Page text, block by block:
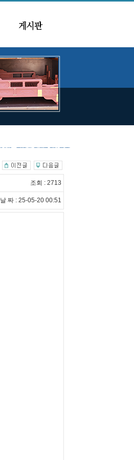
조회 : 2713
날 짜 : 25-05-20 00:51